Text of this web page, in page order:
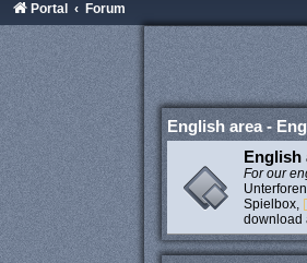
Portal Forum
English area -
English
For our
Spielbox,
download